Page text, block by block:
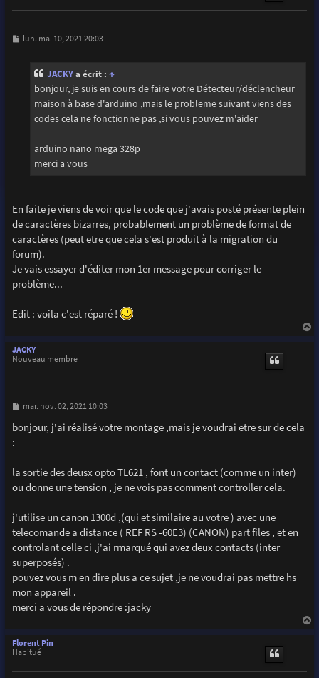
M
lun. mai 10, 2021 20:03
JACKYa écrit : ↑
bonjour, je suis en cours de faire votre Détecteur/déclencheur
maison à base d'arduino ,mais le probleme suivant viens des
codes cela ne fonctionne pas ,si vous pouvez m'aider
arduino nano mega 328p
merci a vous
En faite je viens de voir que le code que j'avais posté présente plein
de caractères bizarres, probablement un problème de format de
caractères (peut etre que cela s'est produit à la migration du
forum).
Je vais essayer d'éditer mon 1er message pour corriger le
problème...
Edit : voila c'est réparé !
JACKY
Nouveau membre
M
s
s
mar. nov. 02, 2021 10:03
bonjour, j'ai réalisé votre montage ,mais je voudrai etre sur de cela
:
la sortie des deusx opto TL621 , font un contact (comme un inter)
ou donne une tension , je ne vois pas comment controller cela.
j'utilise un canon 1300d ,(qui et similaire au votre ) avec une
telecomande a distance ( REF RS -60E3) (CANON) part files , et en
controlant celle ci ,j'ai rmarqué qui avez deux contacts (inter
superposés) .
pouvez vous m en dire plus a ce sujet ,je ne voudrai pas mettre hs
mon appareil .
merci a vous de répondre :jacky
Florent Pin
Habitué